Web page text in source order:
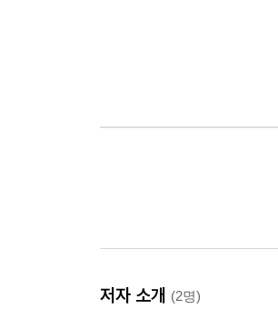
저자 소개 (2명)